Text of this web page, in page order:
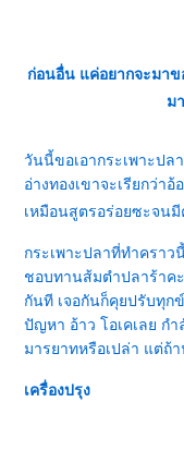
ก่อนอื่น แค่อยากจะมาข
ม
วันนี้ขอเอากระเพาะปล
อ่างทองเขาจะเรียกว่า
เหมือนสูตรอร่อยซะจน
กระเพาะปลาที่ทำคราว
ชอบทานส้มตำปลาร้าค
กันที เจอกันก็คุยปรับทุก
ปัญหา อ้าว โอเคเลย ก
มารยาทหรือเปล่า แต่ถ้
เครื่องปรุง